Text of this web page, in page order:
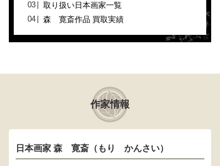
取り扱い日本画家一覧
森 寛斎作品 買取実績
作家情報
日本画家 森 寛斎（もり かんさい）